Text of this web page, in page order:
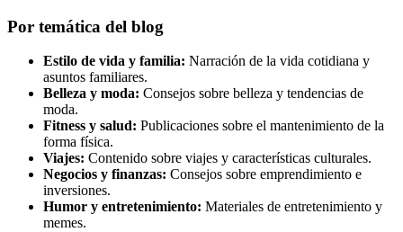
Por temática del blog
Estilo de vida y familia: Narración de la vida cotidiana y
asuntos familiares.
Belleza y moda: Consejos sobre belleza y tendencias de
moda.
Fitness y salud: Publicaciones sobre el mantenimiento de la
forma física.
Viajes: Contenido sobre viajes y características culturales.
Negocios y finanzas: Consejos sobre emprendimiento e
inversiones.
Humor y entretenimiento: Materiales de entretenimiento y
memes.